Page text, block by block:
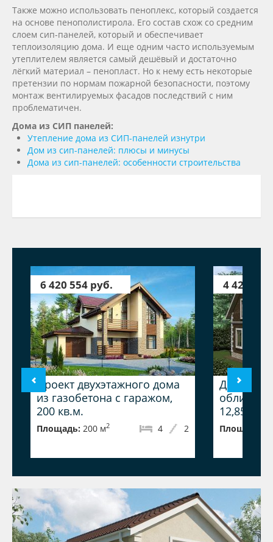
Также можно использовать пеноплекс, который создается
на основе пенополистирола. Его состав схож со средним
слоем сип-панелей, который и обеспечивает
теплоизоляцию дома. И еще одним часто используемым
утеплителем является самый дешёвый и достаточно
лёгкий материал – пенопласт. Но к нему есть некоторые
претензии по нормам пожарной безопасности, поэтому
монтаж вентилируемых фасадов последствий с ним
проблематичен.
Дома из СИП панелей:
Утепление дома из СИП-панелей изнутри
Дом из сип-панелей: плюсы и минусы
Дома из сип-панелей: особенности строительства
6 420 554 руб.
Проект двухэтажного дома
из газобетона с гаражом,
200 кв.м.
Площадь: 200 м2 2
4
4 425
Дом из
Площадь: